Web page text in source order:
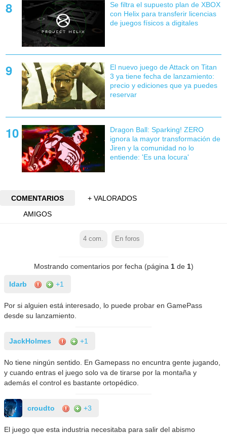
Se filtra el supuesto plan de XBOX
con Helix para transferir licencias
de juegos físicos a digitales
El nuevo juego de Attack on Titan
3 ya tiene fecha de lanzamiento:
precio y ediciones que ya puedes
reservar
Dragon Ball: Sparking! ZERO
ignora la mayor transformación de
Jiren y la comunidad no lo
entiende: 'Es una locura'
COMENTARIOS
+ VALORADOS
AMIGOS
4 com. En foros
Mostrando comentarios por fecha (página 1de 1)
Idarb +1
Por si alguien está interesado, lo puede probar en GamePass
desde su lanzamiento.
JackHolmes +1
No tiene ningún sentido. En Gamepass no encuntra gente jugando,
y cuando entras el juego solo va de tirarse por la montaña y
además el control es bastante ortopédico.
croudto +3
El juego que esta industria necesitaba para salir del abismo